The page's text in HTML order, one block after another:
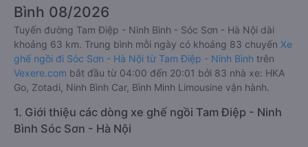
Bình 08/2026
Tuyến đường Tam Điệp - Ninh Bình - Sóc Sơn - Hà Nội dài
khoảng 63 km. Trung bình mỗi ngày có khoảng 83 chuyến Xe
ghế ngồi đi Sóc Sơn - Hà Nội từ Tam Điệp - Ninh Bình trên
Vexere.com bắt đầu từ 04:00 đến 20:01 bởi 83 nhà xe: HKA
Go, Zotadi, Ninh Bình Car, Bình Minh Limousine vận hành.
1. Giới thiệu các dòng xe ghế ngồi Tam Điệp - Ninh
Bình Sóc Sơn - Hà Nội